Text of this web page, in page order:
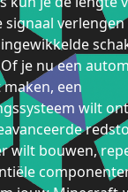
signaal verlengen
je nu een
een
wilt
wilt bouwen,